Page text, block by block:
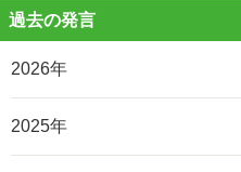
過去の発言
2026年
2025年